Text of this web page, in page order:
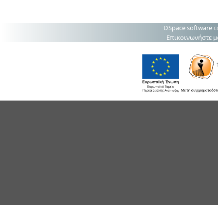
DSpace software
Επικοινωνήστε